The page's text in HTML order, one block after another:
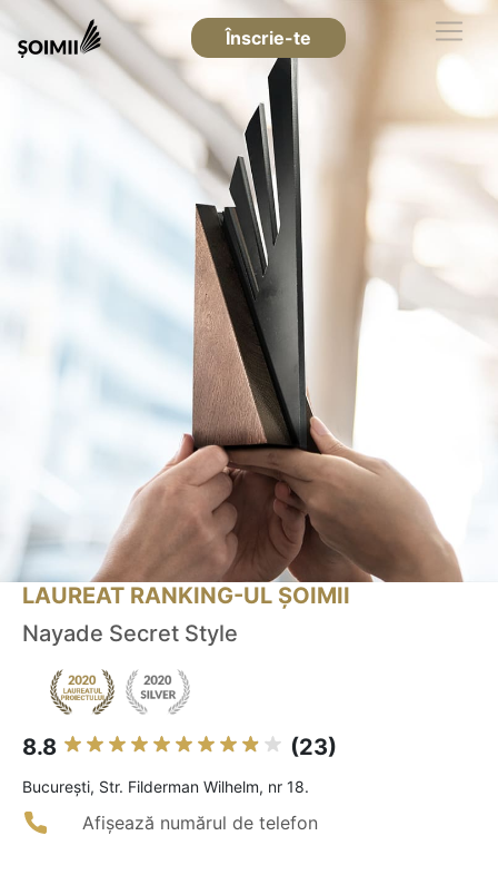
Înscrie-te
LAUREAT RANKING-UL ȘOIMII
Nayade Secret Style
8.8 (23)
Bucureşti, Str. Filderman Wilhelm, nr 18.
Afișează numărul de telefon